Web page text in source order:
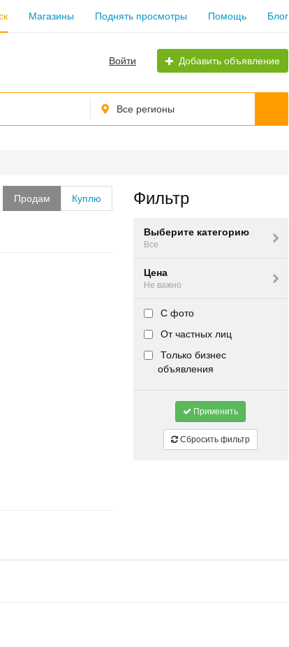
Магазины Поднять просмотры Помощь Блог
Войти Добавить объявление
Все регионы
Продам Куплю Фильтр
Выберите категорию
Все
Цена
Не важно
С фото
От частных лиц
Только бизнес
объявления
Применить
Сбросить фильтр